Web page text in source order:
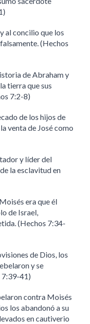
al concilio que los
(Hechos
de Abraham y
tierra que sus
7:2-8)
de los hijos de
venta de José como
y líder del
la esclavitud en
era que él
de Israel,
(Hechos 7:34-
de Dios, los
y se
7:39-41)
contra Moisés
los abandonó a su
en cautiverio